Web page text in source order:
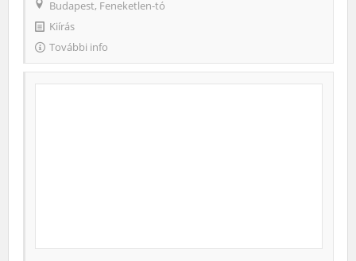
Budapest, Feneketlen-tó
Kiírás
További info